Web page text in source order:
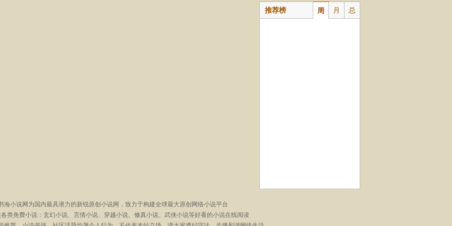
推荐榜 周 月 总
海小说网为国内最具潜力的新锐原创小说网，致力于构建全球最大原创网络小说平台
类免费小说：玄幻小说、言情小说、穿越小说、修真小说、武侠小说等好看的小说在线阅读